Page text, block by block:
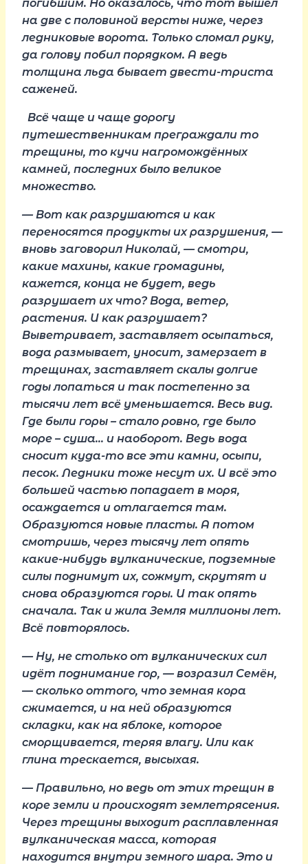
погибшим. Но оказалось, что тот вышел
на две с половиной версты ниже, через
ледниковые ворота. Только сломал руку,
да голову побил порядком. А ведь
толщина льда бывает двести-триста
саженей.
Всё чаще и чаще дорогу
путешественникам преграждали то
трещины, то кучи нагромождённых
камней, последних было великое
множество.
— Вот как разрушаются и как
переносятся продукты их разрушения, —
вновь заговорил Николай, — смотри,
какие махины, какие громадины,
кажется, конца не будет, ведь
разрушает их что? Вода, ветер,
растения. И как разрушает?
Выветривает, заставляет осыпаться,
вода размывает, уносит, замерзает в
трещинах, заставляет скалы долгие
годы лопаться и так постепенно за
тысячи лет всё уменьшается. Весь вид.
Где были горы – стало ровно, где было
море – суша… и наоборот. Ведь вода
сносит куда-то все эти камни, осыпи,
песок. Ледники тоже несут их. И всё это
большей частью попадает в моря,
осаждается и отлагается там.
Образуются новые пласты. А потом
смотришь, через тысячу лет опять
какие-нибудь вулканические, подземные
силы поднимут их, сожмут, скрутят и
снова образуются горы. И так опять
сначала. Так и жила Земля миллионы лет.
Всё повторялось.
— Ну, не столько от вулканических сил
идёт поднимание гор, — возразил Семён,
— сколько оттого, что земная кора
сжимается, и на ней образуются
складки, как на яблоке, которое
сморщивается, теряя влагу. Или как
глина трескается, высыхая.
— Правильно, но ведь от этих трещин в
коре земли и происходят землетрясения.
Через трещины выходит расплавленная
вулканическая масса, которая
находится внутри земного шара. Это и